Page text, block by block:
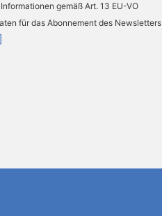
gemäß Art. 13 EU-VO
für das Abonnement des Newsletters